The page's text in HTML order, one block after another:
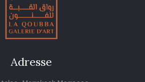
Adresse